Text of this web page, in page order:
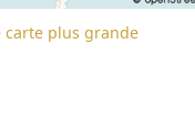
carte plus grande